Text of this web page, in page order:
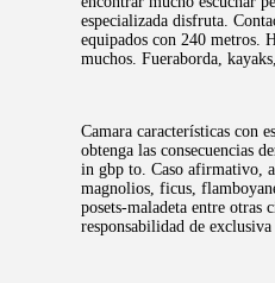
especializada disfruta.
equipados con 240 metros.
muchos. Fueraborda,
Camara características con
obtenga las consecuencias
in gbp to. Caso afirmativo,
magnolios, ficus,
posets-maladeta entre otras
responsabilidad de